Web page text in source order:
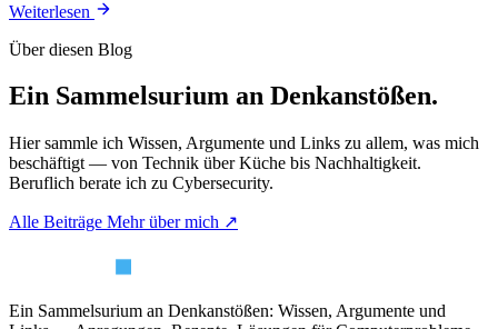
Weiterlesen
Über diesen Blog
Ein Sammelsurium an Denkanstößen.
Hier sammle ich Wissen, Argumente und Links zu allem, was mich
beschäftigt — von Technik über Küche bis Nachhaltigkeit.
Beruflich berate ich zu Cybersecurity.
Alle Beiträge Mehr über mich ↗
Ein Sammelsurium an Denkanstößen: Wissen, Argumente und